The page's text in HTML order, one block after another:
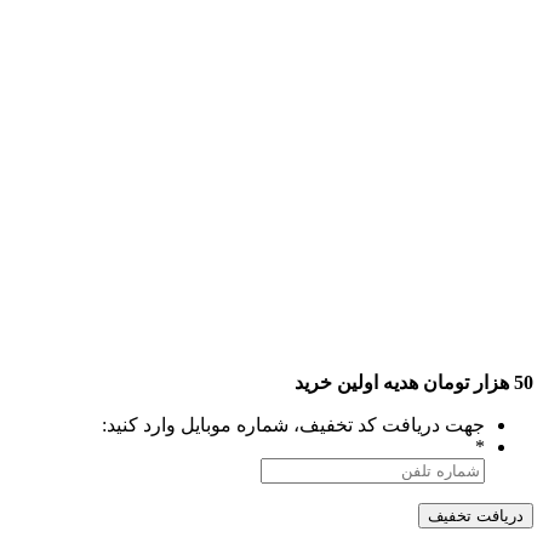
50 هزار تومان هدیه اولین خرید
جهت دریافت کد تخفیف، شماره موبایل وارد کنید:
*